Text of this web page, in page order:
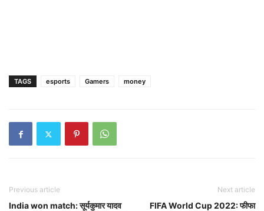
TAGS esports Gamers money
Previous article
India won match: सूर्यकुमार यादव
Next article
FIFA World Cup 2022: फीफा